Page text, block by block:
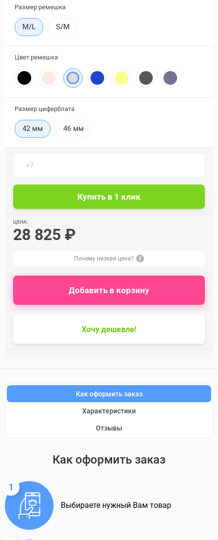
Размер ремешка
M/L S/M
Цвет ремешка
Размер циферблата
42 мм 46 мм
ЦЕНА:
28 825 ₽
Почему низкая цена?
Хочу дешевле!
Добавить в корзину
Как оформить заказ
Характеристики
Отзывы
Как оформить заказ
1
Выбираете нужный Вам товар